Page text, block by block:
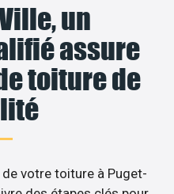
un
assure
toiture de
votre toiture à Puget-